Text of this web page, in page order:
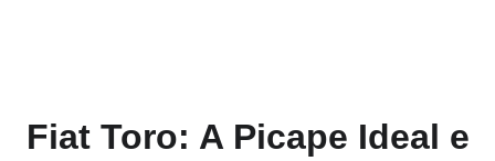
Fiat Toro: A Picape Ideal e